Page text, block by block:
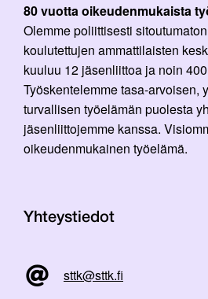
80 vuotta oikeudenmukaista
Olemme poliittisesti
koulutettujen ammattilaisten
kuuluu 12 jäsenliittoa ja noin
Työskentelemme tasa-arvoisen,
turvallisen työelämän puolesta
jäsenliittojemme kanssa.
oikeudenmukainen työelämä.
Yhteystiedot
sttk@sttk.fi